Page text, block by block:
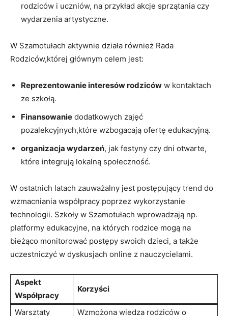
rodziców i uczniów, na przykład akcje sprzątania czy
wydarzenia artystyczne.
W Szamotułach aktywnie działa również Rada
Rodziców,której głównym celem jest:
Reprezentowanie interesów rodziców w kontaktach
ze szkołą.
Finansowanie dodatkowych zajęć
pozalekcyjnych,które wzbogacają ofertę edukacyjną.
organizacja wydarzeń, jak festyny czy dni otwarte,
które integrują lokalną społeczność.
W ostatnich latach zauważalny jest postępujący trend do
wzmacniania współpracy poprzez wykorzystanie
technologii. Szkoły w Szamotułach wprowadzają np.
platformy edukacyjne, na których rodzice mogą na
bieżąco monitorować postępy swoich dzieci, a także
uczestniczyć w dyskusjach online z nauczycielami.
Aspekt
Współpracy
Korzyści
Warsztaty
Wzmożona wiedza rodziców o